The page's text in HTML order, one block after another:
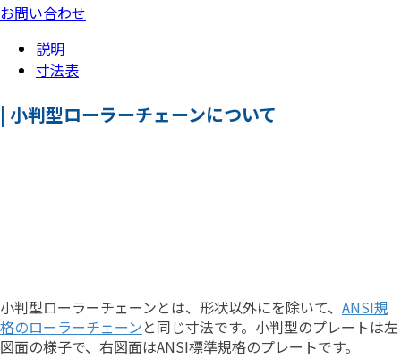
お問い合わせ
説明
寸法表
| 小判型ローラーチェーンについて
小判型ローラーチェーンとは、形状以外にを除いて、 ANSI規
格のローラーチェーンと同じ寸法です。小判型のプレートは左
図面の様子で、右図面はANSI標準規格のプレートです。